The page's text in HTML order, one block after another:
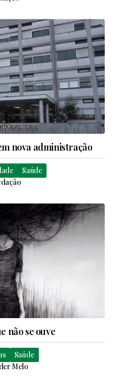
nova administração
Saúde
não se ouve
Saúde
Melo